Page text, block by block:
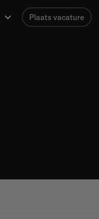
Plaats vacature